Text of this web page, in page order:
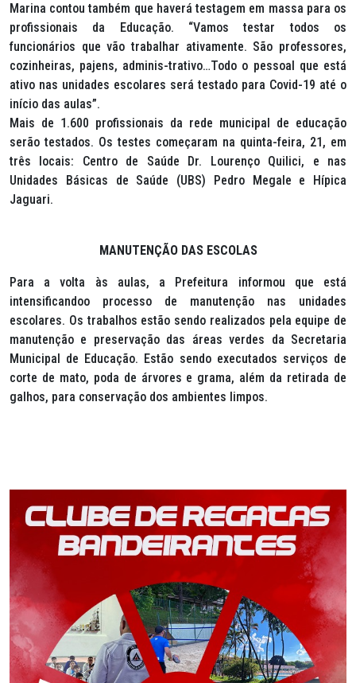
Marina contou também que haverá testagem em massa para os
profissionais da Educação. “Vamos testar todos os
funcionários que vão trabalhar ativamente. São professores,
cozinheiras, pajens, adminis-trativo…Todo o pessoal que está
ativo nas unidades escolares será testado para Covid-19 até o
início das aulas”.
Mais de 1.600 profissionais da rede municipal de educação
serão testados. Os testes começaram na quinta-feira, 21, em
três locais: Centro de Saúde Dr. Lourenço Quilici, e nas
Unidades Básicas de Saúde (UBS) Pedro Megale e Hípica
Jaguari.
MANUTENÇÃO DAS ESCOLAS
Para a volta às aulas, a Prefeitura informou que está
intensificandoo processo de manutenção nas unidades
escolares. Os trabalhos estão sendo realizados pela equipe de
manutenção e preservação das áreas verdes da Secretaria
Municipal de Educação. Estão sendo executados serviços de
corte de mato, poda de árvores e grama, além da retirada de
galhos, para conservação dos ambientes limpos.